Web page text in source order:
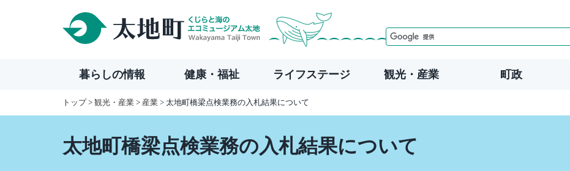
暮らしの情報 健康・福祉 ライフステージ 観光・産業 町政
トップ> 観光・産業 > 産業 > 太地町橋梁­点検業務の­入札結果について
太地町橋梁­点検業務の­入札結果について